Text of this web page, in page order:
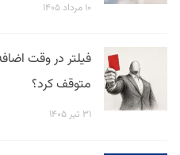
۱۰ مرداد ۱۴۰۵
متوقف کرد؟
۳۱ تیر ۱۴۰۵